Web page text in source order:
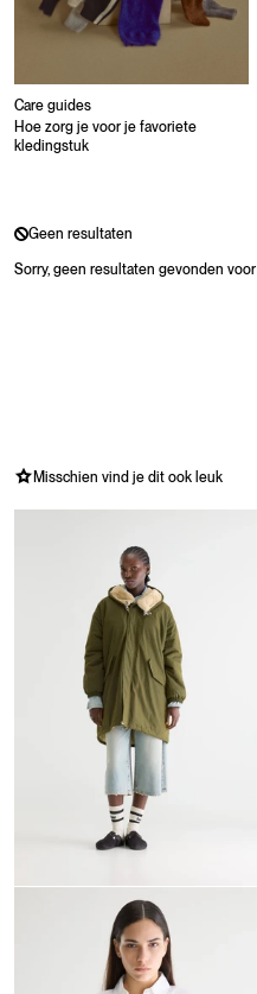
Care guides
Hoe zorg je voor je favoriete
kledingstuk
Geen resultaten
Sorry, geen resultaten gevonden voor
Misschien vind je dit ook leuk